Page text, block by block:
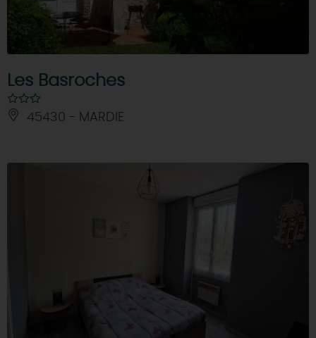
Les Basroches
45430 - MARDIE